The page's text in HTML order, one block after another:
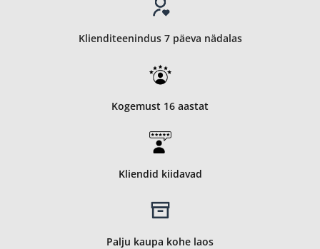
Klienditeenindus 7 päeva nädalas
Kogemust 16 aastat
Kliendid kiidavad
Palju kaupa kohe laos